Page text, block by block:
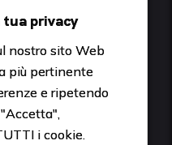
tua privacy
nostro sito Web
più pertinente
e ripetendo
i cookie.